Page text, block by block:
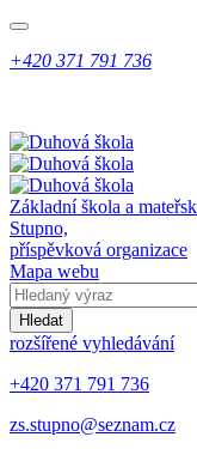
+420 371 791 736
Základní škola a
Stupno,
příspěvková organizace
Mapa webu
Hledat
rozšířené vyhledávání
+420 371 791 736
zs.stupno@seznam.cz